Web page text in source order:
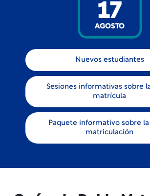
17
AGOSTO
Nuevos estudiantes
Sesiones informativas sobre
matrícula
Paquete informativo sobre
matriculación